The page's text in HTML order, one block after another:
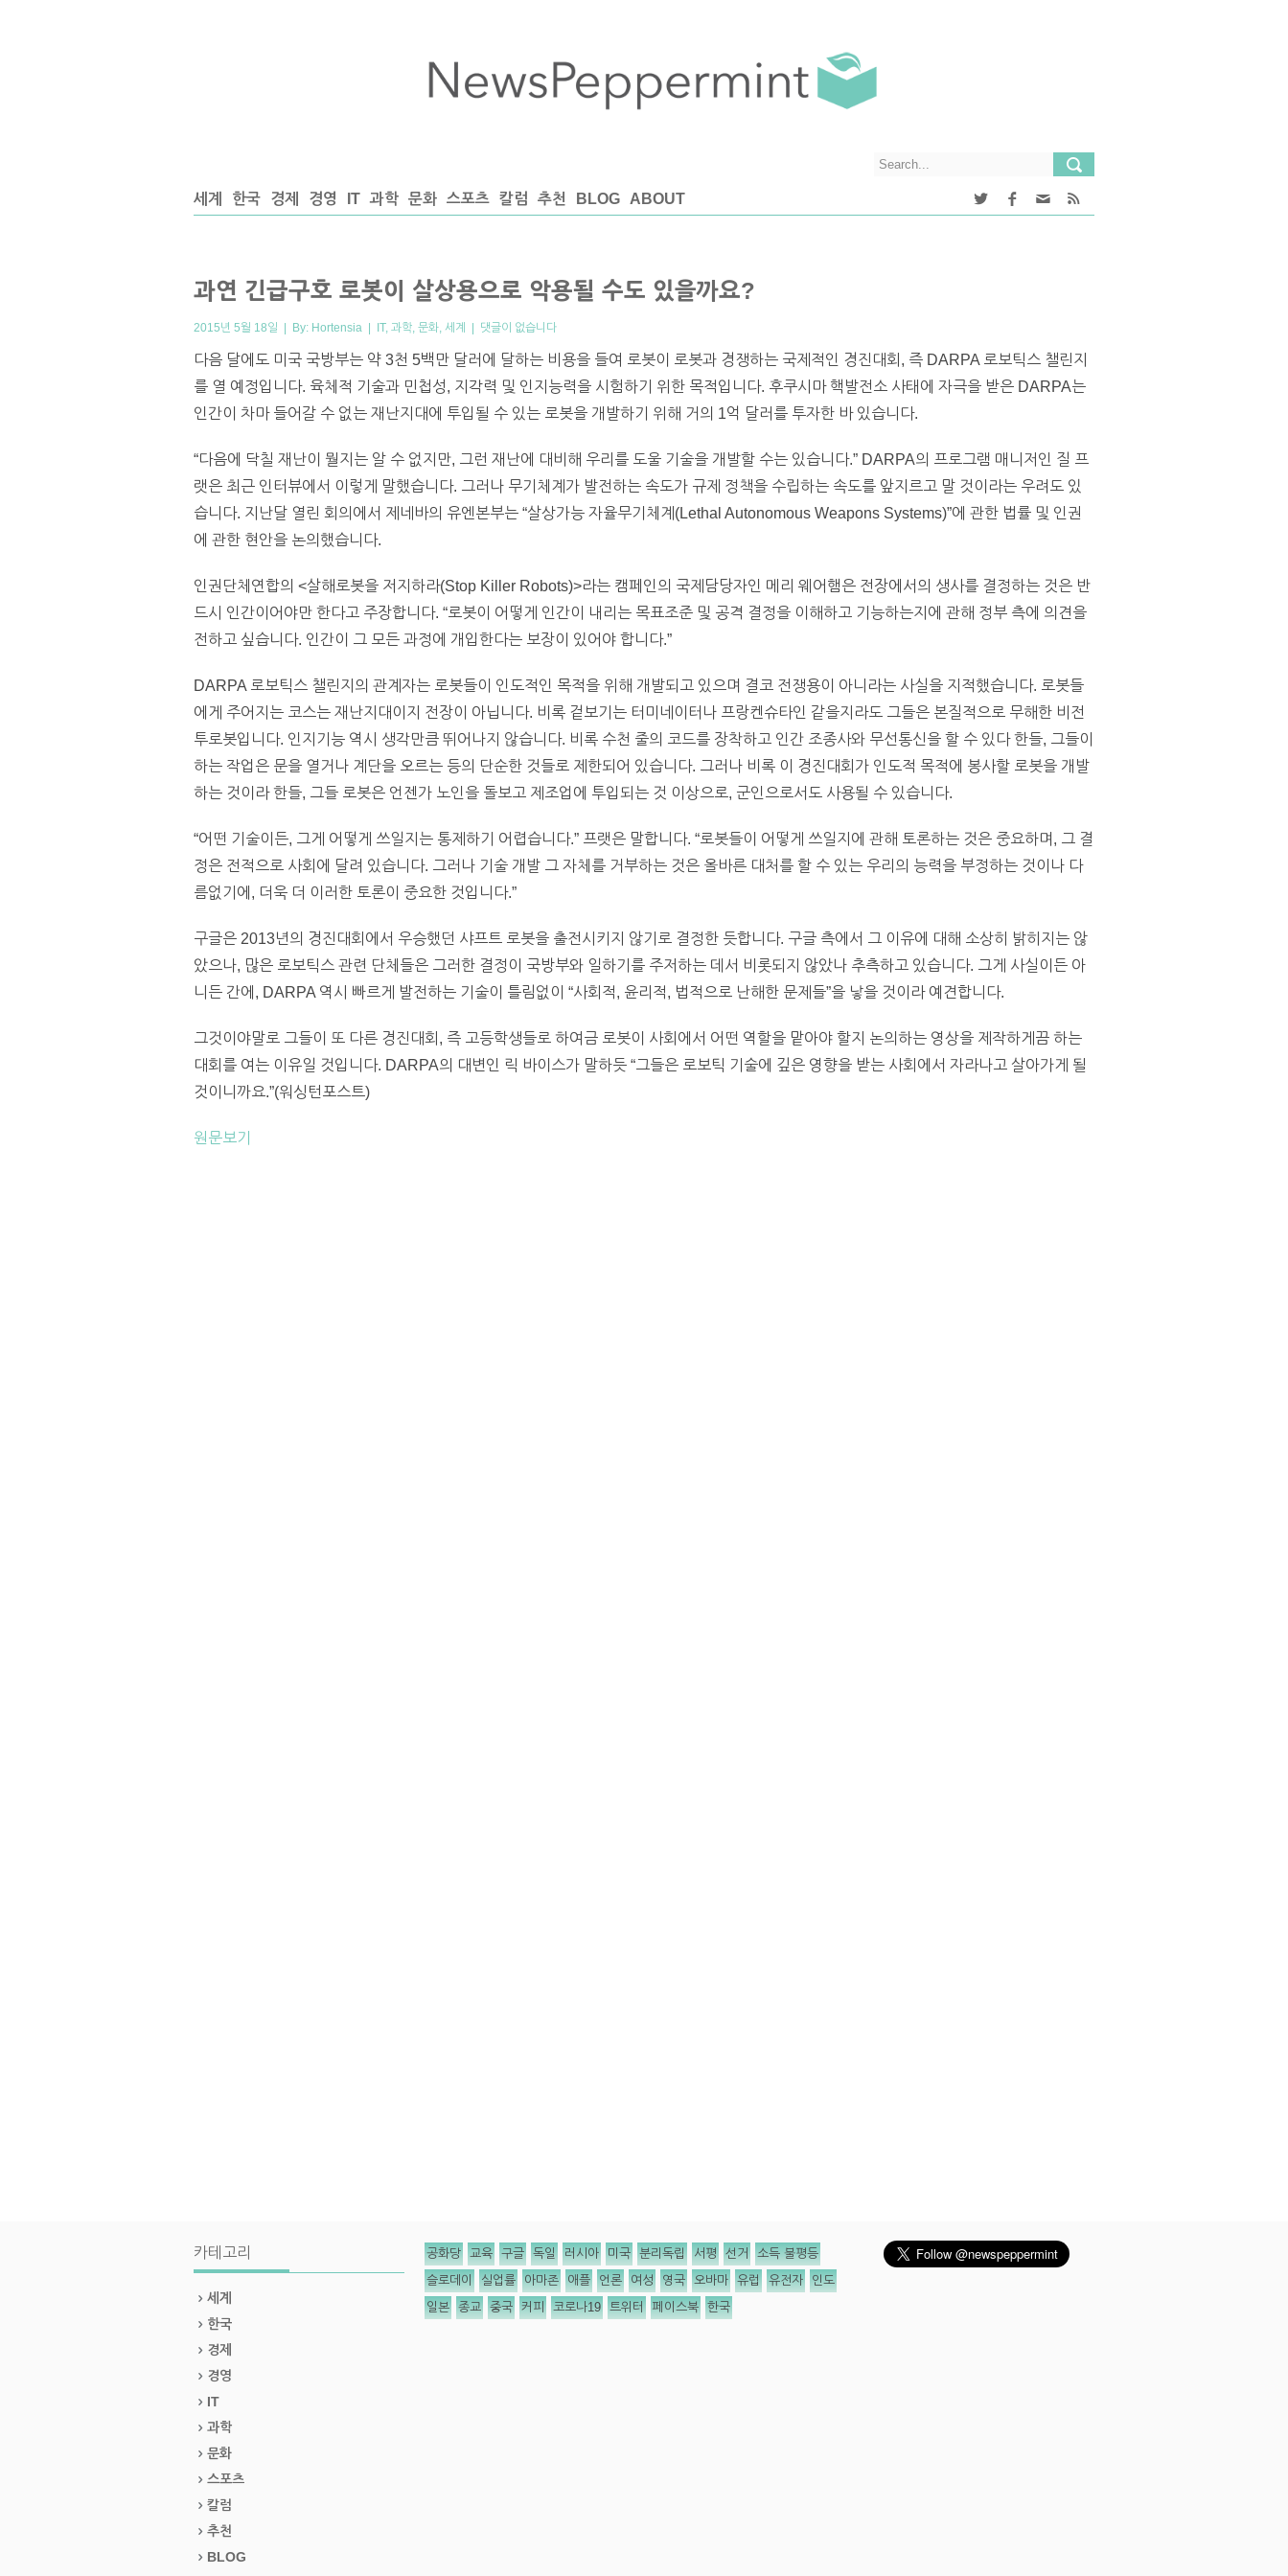
세계 한국 경제 경영 IT 과학 문화 스포츠 칼럼 추천 BLOG ABOUT
과연 긴급구호 로봇이 살상용으로 악용될 수도 있을까요?
2015년 5월 18일 | By: Hortensia | IT, 과학, 문화, 세계 | 댓글이 없습니다
다음 달에도 미국 국방부는 약 3천 5백만 달러에 달하는 비용을 들여 로봇이 로봇과 경쟁하는 국제적인 경진대회, 즉 DARPA 로보틱스 챌린지
를 열 예정입니다. 육체적 기술과 민첩성, 지각력 및 인지능력을 시험하기 위한 목적입니다. 후쿠시마 핵발전소 사태에 자극을 받은 DARPA는
인간이 차마 들어갈 수 없는 재난지대에 투입될 수 있는 로봇을 개발하기 위해 거의 1억 달러를 투자한 바 있습니다.
“다음에 닥칠 재난이 뭘지는 알 수 없지만, 그런 재난에 대비해 우리를 도울 기술을 개발할 수는 있습니다.” DARPA의 프로그램 매니저인 질 프
랫은 최근 인터뷰에서 이렇게 말했습니다. 그러나 무기체계가 발전하는 속도가 규제 정책을 수립하는 속도를 앞지르고 말 것이라는 우려도 있
습니다. 지난달 열린 회의에서 제네바의 유엔본부는 “살상가능 자율무기체계(Lethal Autonomous Weapons Systems)”에 관한 법률 및 인권
에 관한 현안을 논의했습니다.
인권단체연합의 <살해로봇을 저지하라(Stop Killer Robots)>라는 캠페인의 국제담당자인 메리 웨어햄은 전장에서의 생사를 결정하는 것은 반
드시 인간이어야만 한다고 주장합니다. “로봇이 어떻게 인간이 내리는 목표조준 및 공격 결정을 이해하고 기능하는지에 관해 정부 측에 의견을
전하고 싶습니다. 인간이 그 모든 과정에 개입한다는 보장이 있어야 합니다.”
DARPA 로보틱스 챌린지의 관계자는 로봇들이 인도적인 목적을 위해 개발되고 있으며 결코 전쟁용이 아니라는 사실을 지적했습니다. 로봇들
에게 주어지는 코스는 재난지대이지 전장이 아닙니다. 비록 겉보기는 터미네이터나 프랑켄슈타인 같을지라도 그들은 본질적으로 무해한 비전
투로봇입니다. 인지기능 역시 생각만큼 뛰어나지 않습니다. 비록 수천 줄의 코드를 장착하고 인간 조종사와 무선통신을 할 수 있다 한들, 그들이
하는 작업은 문을 열거나 계단을 오르는 등의 단순한 것들로 제한되어 있습니다. 그러나 비록 이 경진대회가 인도적 목적에 봉사할 로봇을 개발
하는 것이라 한들, 그들 로봇은 언젠가 노인을 돌보고 제조업에 투입되는 것 이상으로, 군인으로서도 사용될 수 있습니다.
“어떤 기술이든, 그게 어떻게 쓰일지는 통제하기 어렵습니다.” 프랫은 말합니다. “로봇들이 어떻게 쓰일지에 관해 토론하는 것은 중요하며, 그 결
정은 전적으로 사회에 달려 있습니다. 그러나 기술 개발 그 자체를 거부하는 것은 올바른 대처를 할 수 있는 우리의 능력을 부정하는 것이나 다
름없기에, 더욱 더 이러한 토론이 중요한 것입니다.”
구글은 2013년의 경진대회에서 우승했던 샤프트 로봇을 출전시키지 않기로 결정한 듯합니다. 구글 측에서 그 이유에 대해 소상히 밝히지는 않
았으나, 많은 로보틱스 관련 단체들은 그러한 결정이 국방부와 일하기를 주저하는 데서 비롯되지 않았나 추측하고 있습니다. 그게 사실이든 아
니든 간에, DARPA 역시 빠르게 발전하는 기술이 틀림없이 “사회적, 윤리적, 법적으로 난해한 문제들”을 낳을 것이라 예견합니다.
그것이야말로 그들이 또 다른 경진대회, 즉 고등학생들로 하여금 로봇이 사회에서 어떤 역할을 맡아야 할지 논의하는 영상을 제작하게끔 하는
대회를 여는 이유일 것입니다. DARPA의 대변인 릭 바이스가 말하듯 “그들은 로보틱 기술에 깊은 영향을 받는 사회에서 자라나고 살아가게 될
것이니까요.”(워싱턴포스트)
원문보기
카테고리
세계
한국
경제
경영
IT
과학
문화
스포츠
칼럼
추천
BLOG
공화당 교육 구글 독일 러시아 미국 분리독립 서평 선거 소득 불평등
슬로데이 실업률 아마존 애플 언론 여성 영국 오바마 유럽 유전자 인도
일본 종교 중국 커피 코로나19 트위터 페이스북 한국